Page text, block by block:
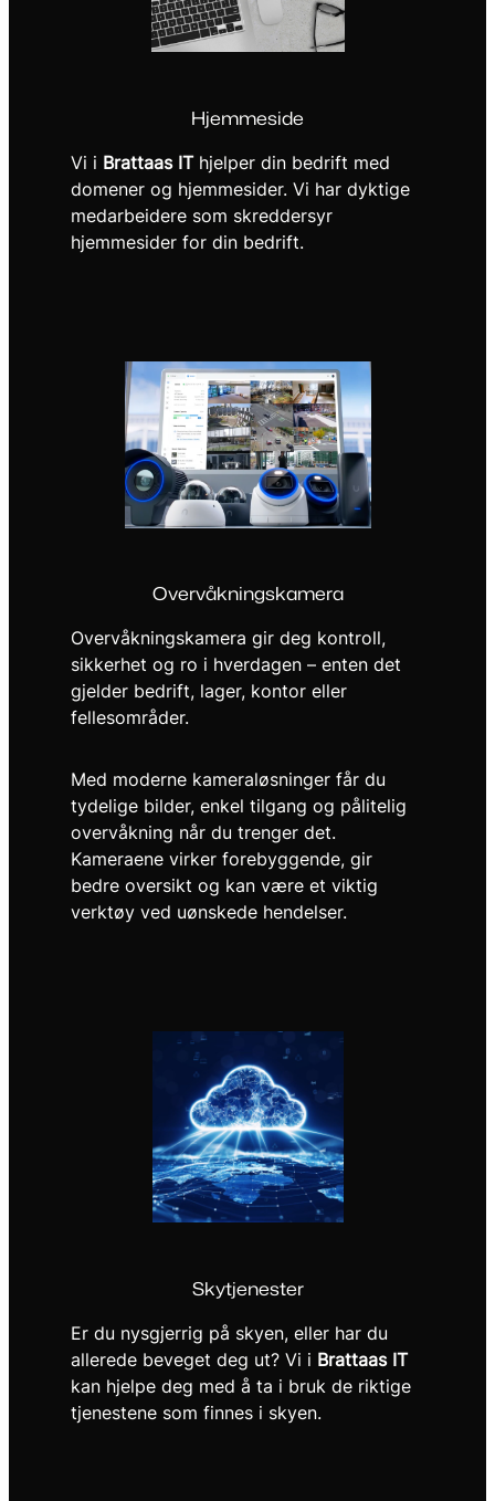
Hjemmeside
Vi i Brattaas IThjelper din bedrift med
domener og hjemmesider. Vi har dyktige
medarbeidere som skreddersyr
hjemmesider for din bedrift.
Overvåkningskamera
Overvåkningskamera gir deg kontroll,
sikkerhet og ro i hverdagen – enten det
gjelder bedrift, lager, kontor eller
fellesområder.
Med moderne kameraløsninger får du
tydelige bilder, enkel tilgang og pålitelig
overvåkning når du trenger det.
Kameraene virker forebyggende, gir
bedre oversikt og kan være et viktig
verktøy ved uønskede hendelser.
Skytjenester
Er du nysgjerrig på skyen, eller har du
allerede beveget deg ut? Vi i Brattaas IT
kan hjelpe deg med å ta i bruk de riktige
tjenestene som finnes i skyen.